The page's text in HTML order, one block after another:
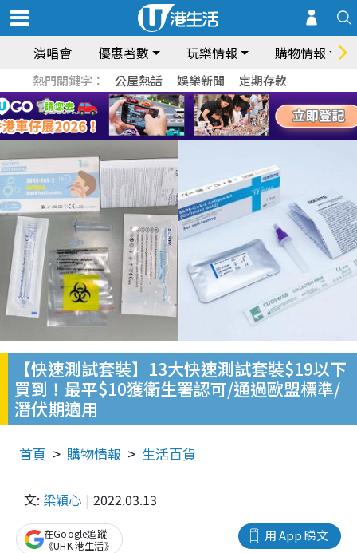
演唱會 優惠著數 玩樂情報 購物情報
熱門關鍵字： 公屋熱話 娛樂新聞 定期存款
【快速測試套裝】13大快速測試套裝$19以下
買到！最平$10獲衛生署認可/通過歐盟標準/
潛伏期適用
首頁 購物情報 生活百貨
文: 梁穎心 2022.03.13
用 App 睇文
在Google追蹤
《UHK 港生活》